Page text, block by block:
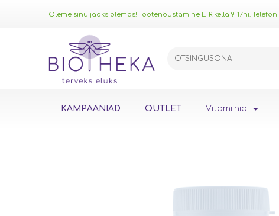
Oleme sinu jaoks olemas! Tootenõustamine E-R kella 9-17ni.
KAMPAANIAD OUTLET Vitamiinid